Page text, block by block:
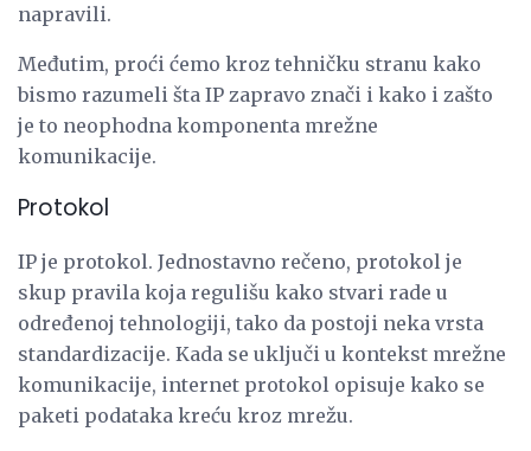
napravili.
Međutim, proći ćemo kroz tehničku stranu kako
bismo razumeli šta IP zapravo znači i kako i zašto
je to neophodna komponenta mrežne
komunikacije.
Protokol
IP je protokol. Jednostavno rečeno, protokol je
skup pravila koja regulišu kako stvari rade u
određenoj tehnologiji, tako da postoji neka vrsta
standardizacije. Kada se uključi u kontekst mrežne
komunikacije, internet protokol opisuje kako se
paketi podataka kreću kroz mrežu.